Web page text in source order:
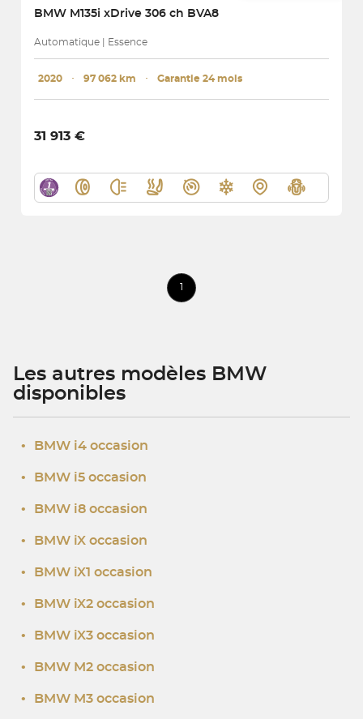
BMW M135i xDrive 306 ch BVA8
Automatique | Essence
2020 ･ 97 062 km ･ Garantie 24 mois
31 913 €
Les autres modèles BMW
disponibles
• BMW i4 occasion
• BMW i5 occasion
• BMW i8 occasion
• BMW iX occasion
• BMW iX1 occasion
• BMW iX2 occasion
• BMW iX3 occasion
• BMW M2 occasion
• BMW M3 occasion